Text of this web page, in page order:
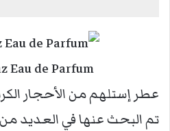
Eau de Parfum
عطر إستلهم من الأحجار
تم البحث عنها في العديد من